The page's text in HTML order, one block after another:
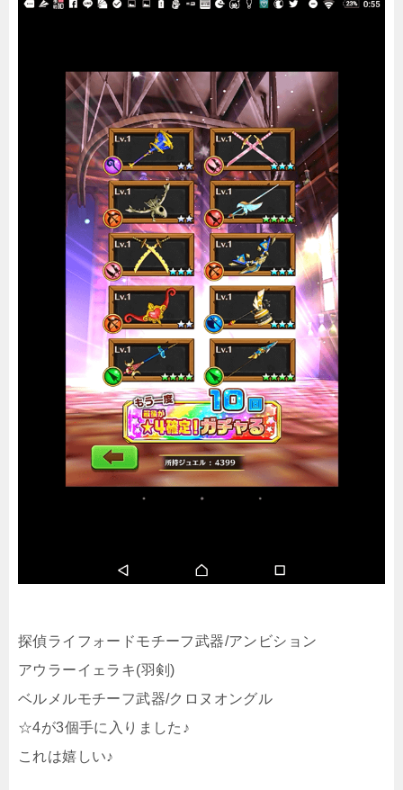
探偵ライフォードモチーフ武器/アンビション
アウラーイェラキ(羽剣)
ベルメルモチーフ武器/クロヌオングル
☆4が3個手に入りました♪
これは嬉しい♪